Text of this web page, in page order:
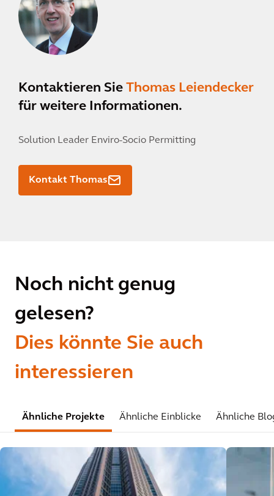
Kontaktieren Sie Thomas Leiendecker
für weitere Informationen.
Solution Leader Enviro-Socio Permitting
Kontakt Thomas
Noch nicht genug
gelesen?
Dies könnte Sie auch
interessieren
Ähnliche Projekte Ähnliche Einblicke Ähnliche